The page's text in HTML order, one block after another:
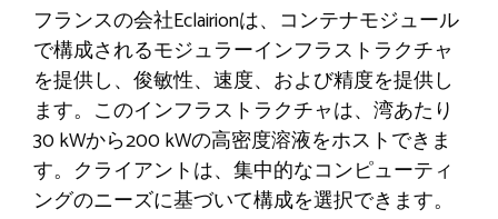
フランスの会社Eclairionは、コンテナモジュール
で構成されるモジュラーインフラストラクチャ
を提供し、俊敏性、速度、および精度を提供し
ます。このインフラストラクチャは、湾あたり
30 kWから200 kWの高密度溶液をホストできま
す。クライアントは、集中的なコンピューティ
ングのニーズに基づいて構成を選択できます。